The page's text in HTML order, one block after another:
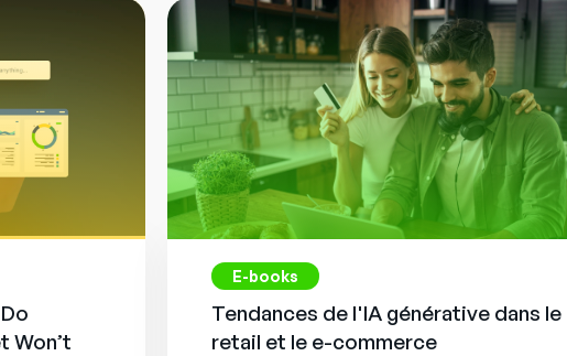
Won’t
E-books
Tendances de l'IA générative dans le
retail et le e-commerce